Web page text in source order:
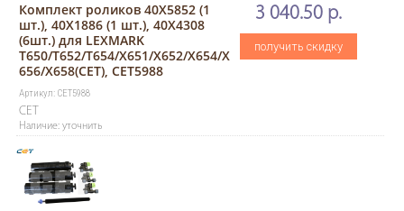
Комплект роликов 40X5852 (1
шт.), 40X1886 (1 шт.), 40X4308
(6шт.) для LEXMARK
T650/T652/T654/X651/X652/X654/X
656/X658(CET), CET5988
Артикул: CET5988
CET
Наличие: уточнить
3 040.50 р.
получить скидку